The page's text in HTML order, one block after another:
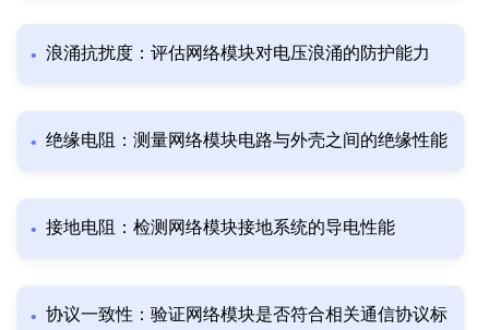
浪涌抗扰度：评估网络模块对电压浪涌的防护能力
绝缘电阻：测量网络模块电路与外壳之间的绝缘性能
接地电阻：检测网络模块接地系统的导电性能
协议一致性：验证网络模块是否符合相关通信协议标